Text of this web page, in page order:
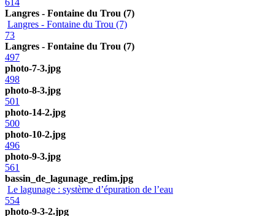
Langres - Fontaine du Trou (7)
Langres - Fontaine du Trou (7)
73
Langres - Fontaine du Trou (7)
497
photo-7-3.jpg
498
photo-8-3.jpg
501
photo-14-2.jpg
500
photo-10-2.jpg
496
photo-9-3.jpg
561
bassin_de_lagunage_redim.jpg
Le lagunage : système d’épuration de l’eau
554
photo-9-3-2.jpg